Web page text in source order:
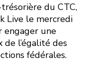
du CTC,
Live le mercredi
engager une
de l’égalité des
fédérales.